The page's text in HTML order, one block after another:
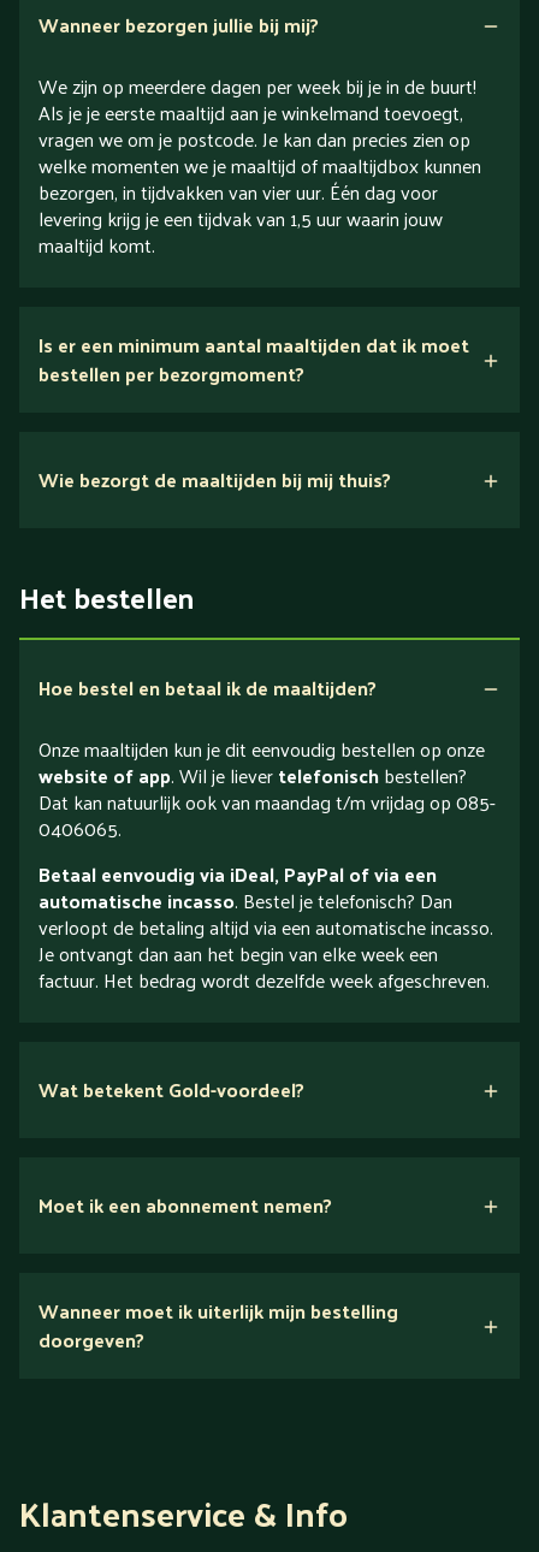
Wanneer bezorgen jullie bij mij?
We zijn op meerdere dagen per week bij je in de buurt!
Als je je eerste maaltijd aan je winkelmand toevoegt,
vragen we om je postcode. Je kan dan precies zien op
welke momenten we je maaltijd of maaltijdbox kunnen
bezorgen, in tijdvakken van vier uur. Één dag voor
levering krijg je een tijdvak van 1,5 uur waarin jouw
maaltijd komt.
Is er een minimum aantal maaltijden dat ik moet
bestellen per bezorgmoment?
Wie bezorgt de maaltijden bij mij thuis?
Het bestellen
Hoe bestel en betaal ik de maaltijden?
Onze maaltijden kun je dit eenvoudig bestellen op onze
website of app. Wil je lievertelefonischbestellen?
Dat kan natuurlijk ook van maandag t/m vrijdag op 085-
0406065.
Betaal eenvoudig via iDeal, PayPal of via een
automatische incasso. Bestel je telefonisch? Dan
verloopt de betaling altijd via een automatische incasso.
Je ontvangt dan aan het begin van elke week een
factuur. Het bedrag wordt dezelfde week afgeschreven.
Wat betekent Gold-voordeel?
Ontdek alles over Gold
Moet ik een abonnement nemen?
Wanneer moet ik uiterlijk mijn bestelling
doorgeven?
Klantenservice & Info